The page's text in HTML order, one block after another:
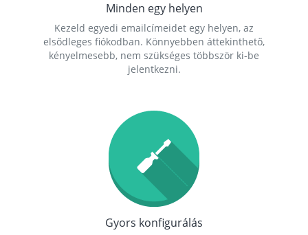
Minden egy helyen
Kezeld egyedi emailcímeidet egy helyen, az
elsődleges fiókodban. Könnyebben áttekinthető,
kényelmesebb, nem szükséges többször ki-be
jelentkezni.
Gyors konfigurálás